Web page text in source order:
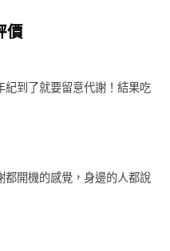
價
紀到了就要留意代謝！結果吃
都開機的感覺，身邊的人都說